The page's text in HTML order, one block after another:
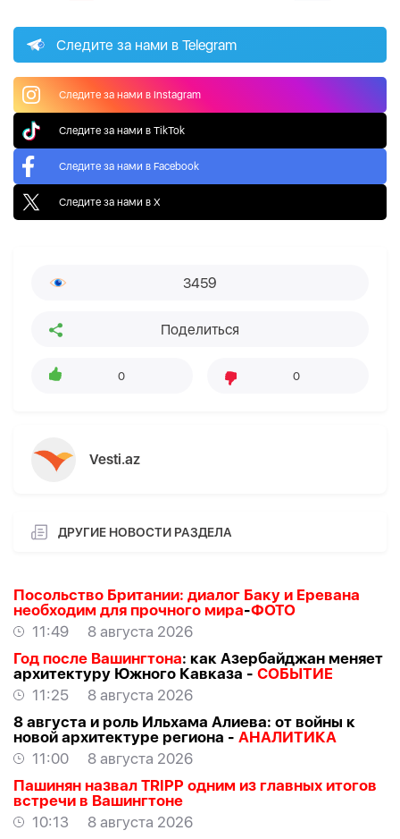
Следите за нами в Telegram
Следите за нами в Instagram
Следите за нами в TikTok
Следите за нами в Facebook
Следите за нами в X
3459
Поделиться
0 0
Vesti.az
ДРУГИЕ НОВОСТИ РАЗДЕЛА
Посольство Британии: диалог Баку и Еревана
необходим для прочного мира-ФОТО
11:49
8 августа 2026
Год после Вашингтона: как Азербайджан меняет
архитектуру Южного Кавказа - СОБЫТИЕ
11:25
8 августа 2026
8 августа и роль Ильхама Алиева: от войны к
новой архитектуре региона - АНАЛИТИКА
11:00
8 августа 2026
Пашинян назвал TRIPP одним из главных итогов
встречи в Вашингтоне
10:13
8 августа 2026